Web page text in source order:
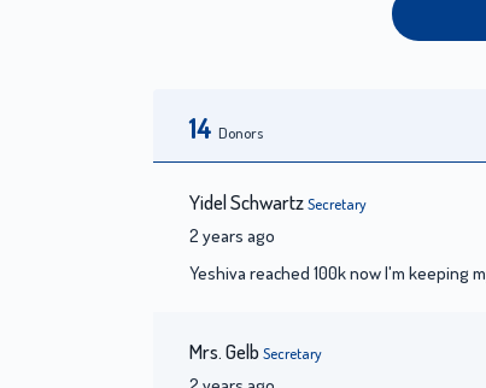
14 Donors
Yidel SchwartzSecretary
2 years ago
Yeshiva reached 100k now I'm keeping
Mrs. GelbSecretary